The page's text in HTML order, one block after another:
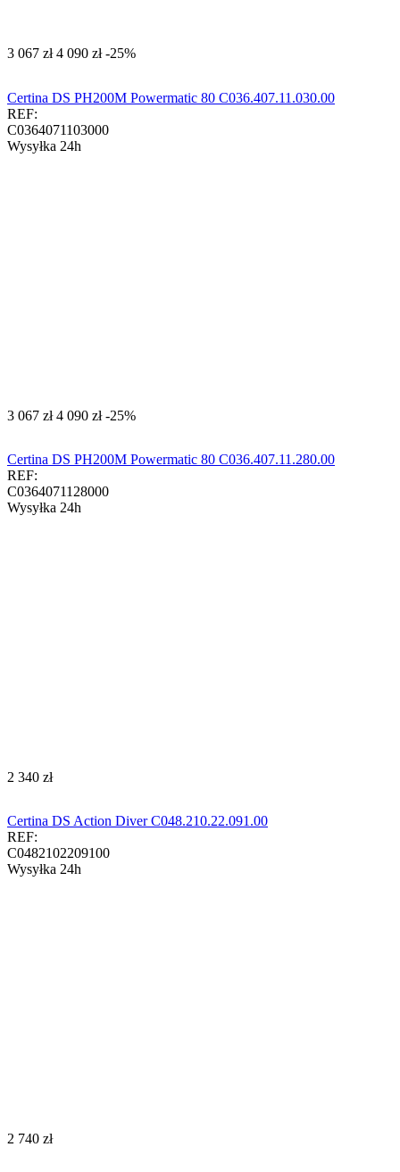
‍3 067‍ zł ‍4 090‍ zł -25%
Certina DS PH200M Powermatic 80 C036.407.11.030.00
REF:
C0364071103000
Wysyłka 24h
‍3 067‍ zł ‍4 090‍ zł -25%
Certina DS PH200M Powermatic 80 C036.407.11.280.00
REF:
C0364071128000
Wysyłka 24h
‍2 340‍ zł
Certina DS Action Diver C048.210.22.091.00
REF:
C0482102209100
Wysyłka 24h
‍2 740‍ zł